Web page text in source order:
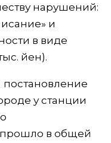
нарушений:
и
в виде
йен).
у станции
в общей